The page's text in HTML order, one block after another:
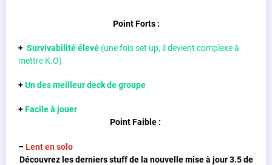
Point Forts :
+ Survivabilité élevé (une fois set up, il devient complexe à
mettre K.O)
+Un des meilleur deck de groupe
+Facile à jouer
Point Faible :
– Lent en solo
Découvrez les derniers stuff de la nouvelle mise à jour 3.5 de